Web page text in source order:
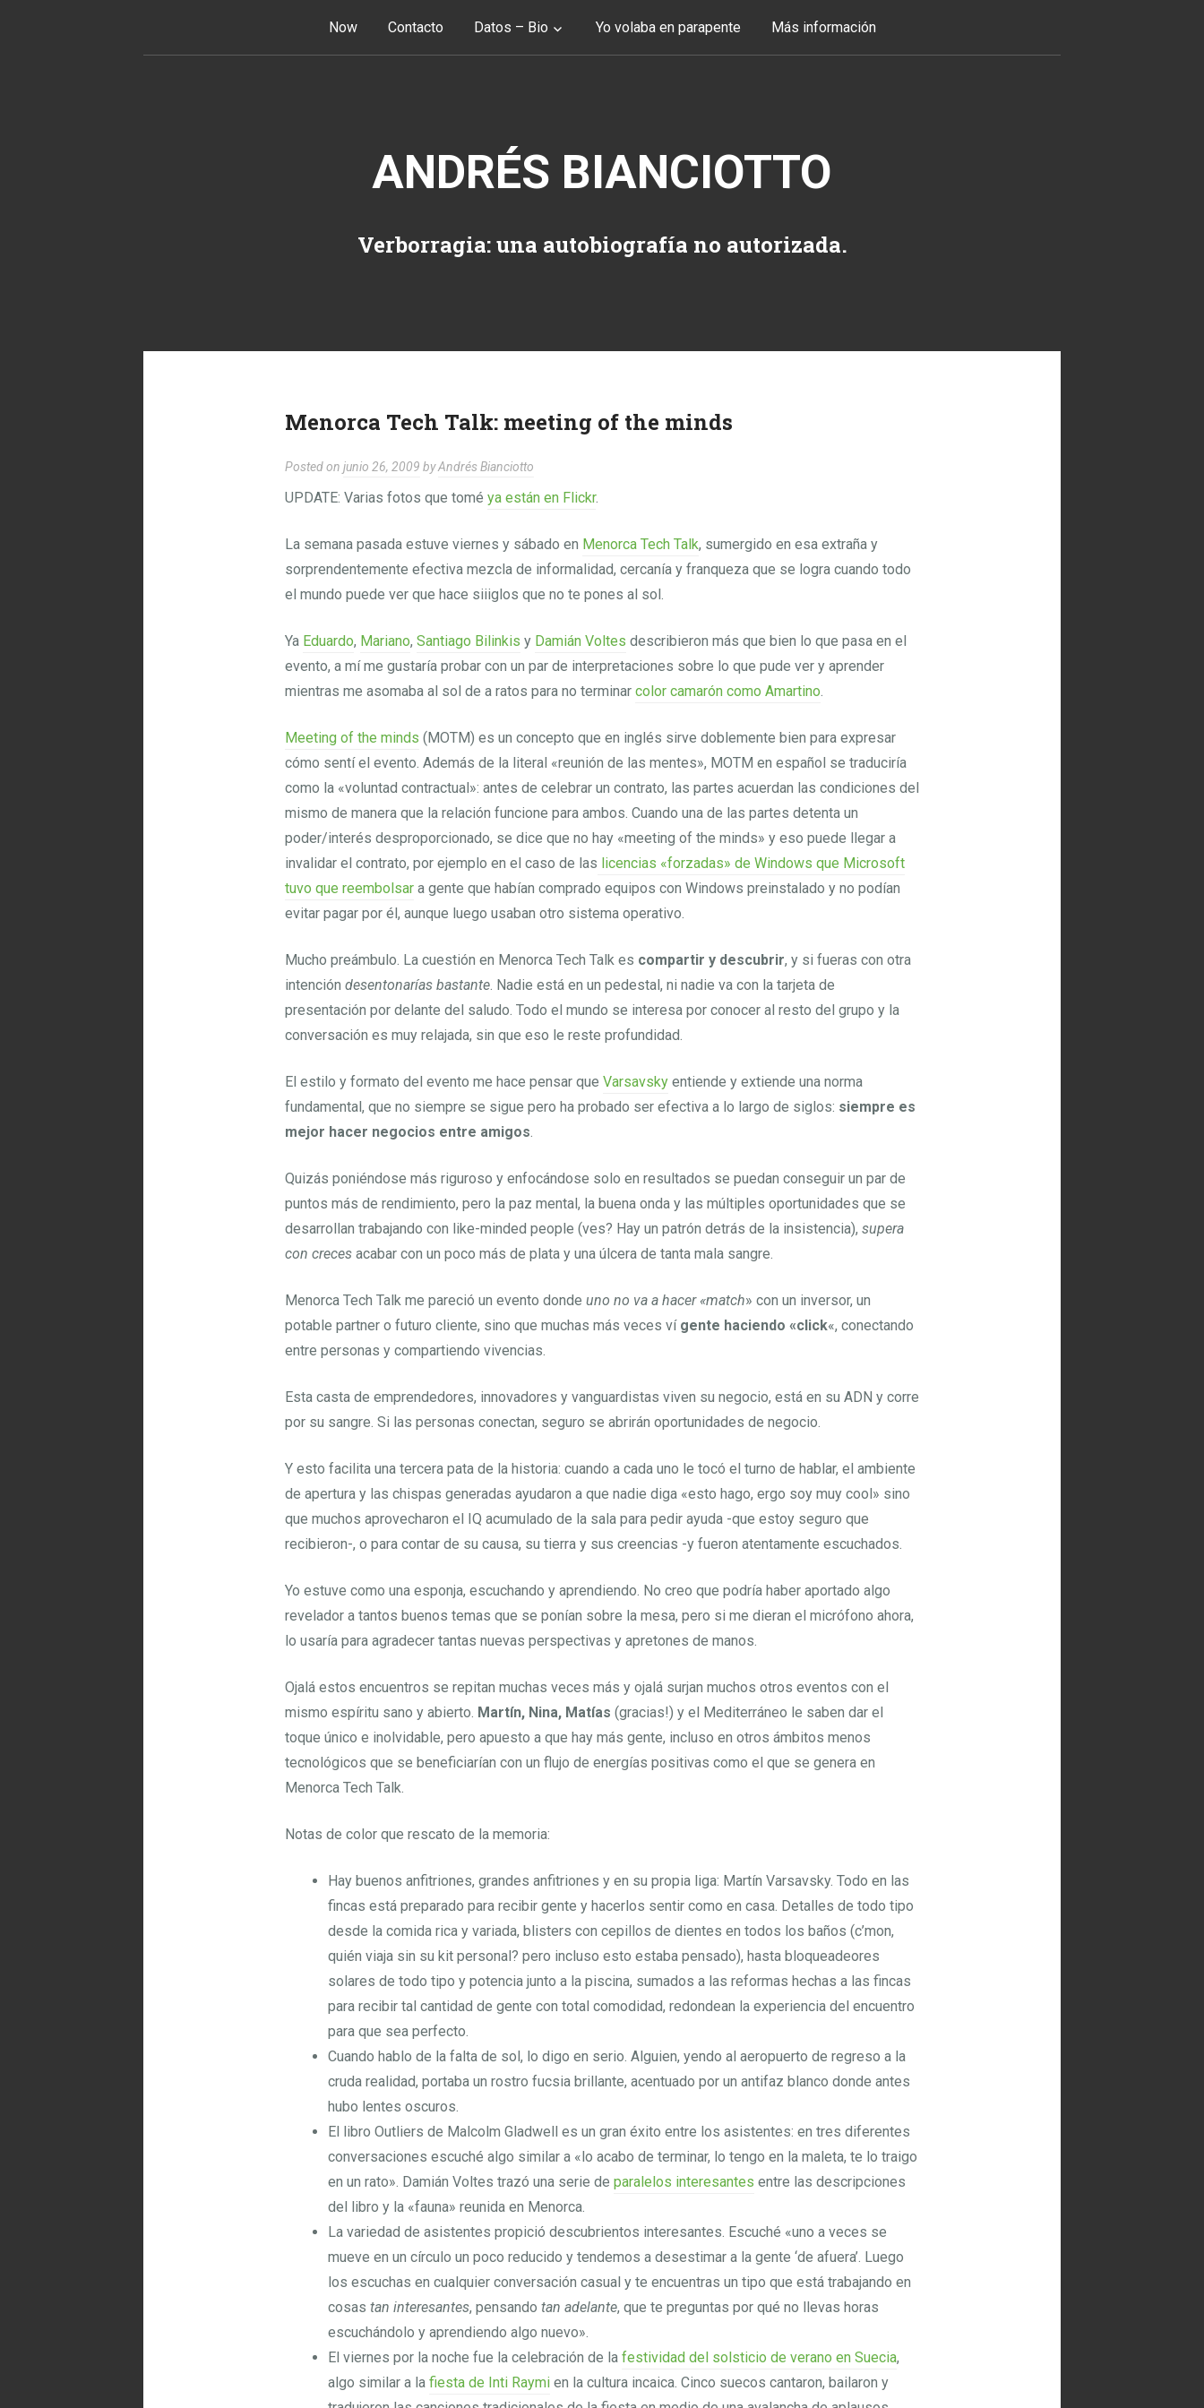
Now Contacto Datos – Bio Yo volaba en parapente Más información
ANDRÉS BIANCIOTTO
Verborragia: una autobiografía no autorizada.
Menorca Tech Talk: meeting of the minds
Posted on junio 26, 2009 byAndrés Bianciotto
UPDATE: Varias fotos que tomé ya están en Flickr.
La semana pasada estuve viernes y sábado en Menorca Tech Talk, sumergido en esa extraña y
sorprendentemente efectiva mezcla de informalidad, cercanía y franqueza que se logra cuando todo
el mundo puede ver que hace siiiglos que no te pones al sol.
Ya Eduardo, Mariano, Santiago Bilinkis y Damián Voltes describieron más que bien lo que pasa en el
evento, a mí me gustaría probar con un par de interpretaciones sobre lo que pude ver y aprender
mientras me asomaba al sol de a ratos para no terminar color camarón como Amartino.
Meeting of the minds (MOTM) es un concepto que en inglés sirve doblemente bien para expresar
cómo sentí el evento. Además de la literal «reunión de las mentes», MOTM en español se traduciría
como la «voluntad contractual»: antes de celebrar un contrato, las partes acuerdan las condiciones del
mismo de manera que la relación funcione para ambos. Cuando una de las partes detenta un
poder/interés desproporcionado, se dice que no hay «meeting of the minds» y eso puede llegar a
invalidar el contrato, por ejemplo en el caso de las licencias «forzadas» de Windows que Microsoft
tuvo que reembolsara gente que habían comprado equipos con Windows preinstalado y no podían
evitar pagar por él, aunque luego usaban otro sistema operativo.
Mucho preámbulo. La cuestión en Menorca Tech Talk es compartir y descubrir, y si fueras con otra
intención desentonarías bastante. Nadie está en un pedestal, ni nadie va con la tarjeta de
presentación por delante del saludo. Todo el mundo se interesa por conocer al resto del grupo y la
conversación es muy relajada, sin que eso le reste profundidad.
El estilo y formato del evento me hace pensar que Varsavskyentiende y extiende una norma
fundamental, que no siempre se sigue pero ha probado ser efectiva a lo largo de siglos: siempre es
mejor hacer negocios entre amigos.
Quizás poniéndose más riguroso y enfocándose solo en resultados se puedan conseguir un par de
puntos más de rendimiento, pero la paz mental, la buena onda y las múltiples oportunidades que se
desarrollan trabajando con like-minded people (ves? Hay un patrón detrás de la insistencia), supera
con crecesacabar con un poco más de plata y una úlcera de tanta mala sangre.
Menorca Tech Talk me pareció un evento donde uno no va a hacer «match» con un inversor, un
potable partner o futuro cliente, sino que muchas más veces ví gente haciendo «click«, conectando
entre personas y compartiendo vivencias.
Esta casta de emprendedores, innovadores y vanguardistas viven su negocio, está en su ADN y corre
por su sangre. Si las personas conectan, seguro se abrirán oportunidades de negocio.
Y esto facilita una tercera pata de la historia: cuando a cada uno le tocó el turno de hablar, el ambiente
de apertura y las chispas generadas ayudaron a que nadie diga «esto hago, ergo soy muy cool» sino
que muchos aprovecharon el IQ acumulado de la sala para pedir ayuda -que estoy seguro que
recibieron-, o para contar de su causa, su tierra y sus creencias -y fueron atentamente escuchados.
Yo estuve como una esponja, escuchando y aprendiendo. No creo que podría haber aportado algo
revelador a tantos buenos temas que se ponían sobre la mesa, pero si me dieran el micrófono ahora,
lo usaría para agradecer tantas nuevas perspectivas y apretones de manos.
Ojalá estos encuentros se repitan muchas veces más y ojalá surjan muchos otros eventos con el
mismo espíritu sano y abierto. Martín, Nina, Matías (gracias!) y el Mediterráneo le saben dar el
toque único e inolvidable, pero apuesto a que hay más gente, incluso en otros ámbitos menos
tecnológicos que se beneficiarían con un flujo de energías positivas como el que se genera en
Menorca Tech Talk.
Notas de color que rescato de la memoria:
Hay buenos anfitriones, grandes anfitriones y en su propia liga: Martín Varsavsky. Todo en las
fincas está preparado para recibir gente y hacerlos sentir como en casa. Detalles de todo tipo
desde la comida rica y variada, blisters con cepillos de dientes en todos los baños (c’mon,
quién viaja sin su kit personal? pero incluso esto estaba pensado), hasta bloqueadeores
solares de todo tipo y potencia junto a la piscina, sumados a las reformas hechas a las fincas
para recibir tal cantidad de gente con total comodidad, redondean la experiencia del encuentro
para que sea perfecto.
Cuando hablo de la falta de sol, lo digo en serio. Alguien, yendo al aeropuerto de regreso a la
cruda realidad, portaba un rostro fucsia brillante, acentuado por un antifaz blanco donde antes
hubo lentes oscuros.
El libro Outliers de Malcolm Gladwell es un gran éxito entre los asistentes: en tres diferentes
conversaciones escuché algo similar a «lo acabo de terminar, lo tengo en la maleta, te lo traigo
en un rato». Damián Voltes trazó una serie de paralelos interesantes entre las descripciones
del libro y la «fauna» reunida en Menorca.
La variedad de asistentes propició descubrientos interesantes. Escuché «uno a veces se
mueve en un círculo un poco reducido y tendemos a desestimar a la gente ‘de afuera’. Luego
los escuchas en cualquier conversación casual y te encuentras un tipo que está trabajando en
cosas tan interesantes, pensando tan adelante, que te preguntas por qué no llevas horas
escuchándolo y aprendiendo algo nuevo».
El viernes por la noche fue la celebración de la festividad del solsticio de verano en Suecia,
algo similar a la fiesta de Inti Raymien la cultura incaica. Cinco suecos cantaron, bailaron y